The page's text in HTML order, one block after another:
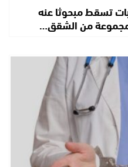
تسقط مبحوثا عنه
من الشقق…